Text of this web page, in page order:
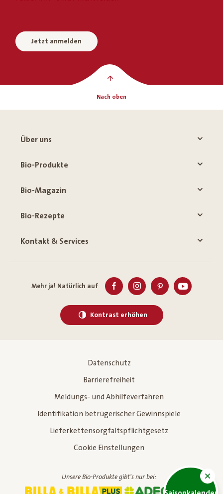
Jetzt anmelden
Nach oben
Über uns
Bio-Produkte
Bio-Magazin
Bio-Rezepte
Kontakt & Services
Mehr ja! Natürlich auf
Kontrast erhöhen
Datenschutz
Barrierefreiheit
Meldungs- und Abhilfeverfahren
Identifikation betrügerischer Gewinnspiele
Lieferkettensorgfaltspflichtgesetz
Cookie Einstellungen
Unsere Bio-Produkte gibt's nur bei: